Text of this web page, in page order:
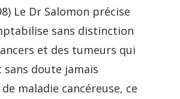
Le Dr Salomon précise
sans distinction
et des tumeurs qui
sans doute jamais
maladie cancéreuse, ce